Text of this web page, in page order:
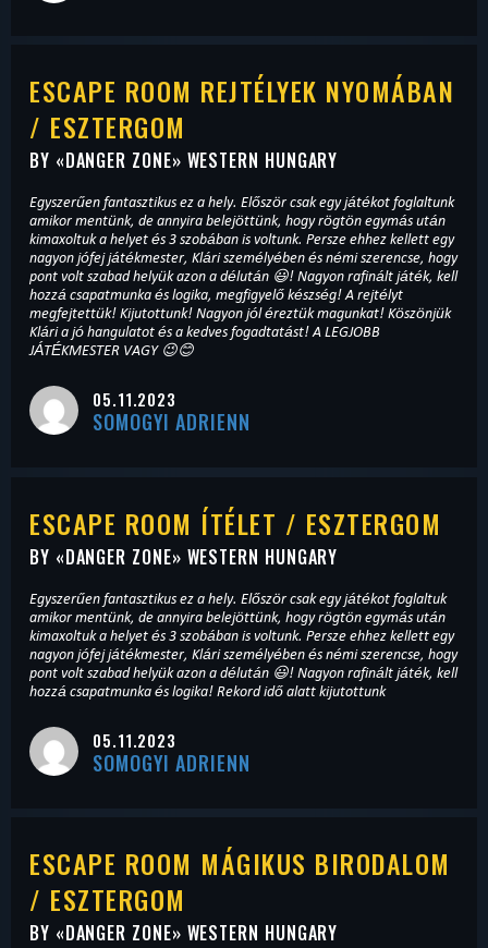
ESCAPE ROOM REJTÉLYEK NYOMÁBAN
/ ESZTERGOM
BY «DANGER ZONE» WESTERN HUNGARY
Egyszerűen fantasztikus ez a hely. Először csak egy játékot foglaltunk
amikor mentünk, de annyira belejöttünk, hogy rögtön egymás után
kimaxoltuk a helyet és 3 szobában is voltunk. Persze ehhez kellett egy
nagyon jófej játékmester, Klári személyében és némi szerencse, hogy
pont volt szabad helyük azon a délután 😃! Nagyon rafinált játék, kell
hozzá csapatmunka és logika, megfigyelő készség! A rejtélyt
megfejtettük! Kijutottunk! Nagyon jól éreztük magunkat! Köszönjük
Klári a jó hangulatot és a kedves fogadtatást! A LEGJOBB
JÁTÉKMESTER VAGY 😉😊
05.11.2023
SOMOGYI ADRIENN
ESCAPE ROOM ÍTÉLET / ESZTERGOM
BY «DANGER ZONE» WESTERN HUNGARY
Egyszerűen fantasztikus ez a hely. Először csak egy játékot foglaltuk
amikor mentünk, de annyira belejöttünk, hogy rögtön egymás után
kimaxoltuk a helyet és 3 szobában is voltunk. Persze ehhez kellett egy
nagyon jófej játékmester, Klári személyében és némi szerencse, hogy
pont volt szabad helyük azon a délután 😃! Nagyon rafinált játék, kell
hozzá csapatmunka és logika! Rekord idő alatt kijutottunk
05.11.2023
SOMOGYI ADRIENN
ESCAPE ROOM MÁGIKUS BIRODALOM
/ ESZTERGOM
BY «DANGER ZONE» WESTERN HUNGARY